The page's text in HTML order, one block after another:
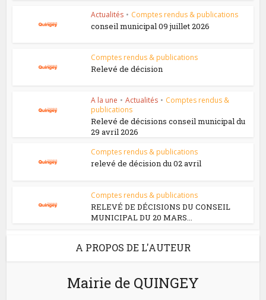
Actualités • Comptes rendus & publications
conseil municipal 09 juillet 2026
Comptes rendus & publications
Relevé de décision
A la une • Actualités • Comptes rendus &
publications
Relevé de décisions conseil municipal du
29 avril 2026
Comptes rendus & publications
relevé de décision du 02 avril
Comptes rendus & publications
RELEVÉ DE DÉCISIONS DU CONSEIL
MUNICIPAL DU 20 MARS...
A PROPOS DE L'AUTEUR
Mairie de QUINGEY